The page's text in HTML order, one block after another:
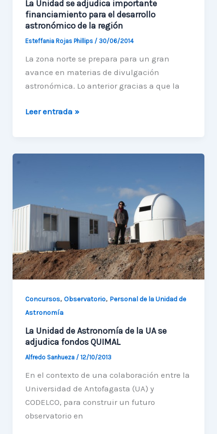
La Unidad se adjudica importante
financiamiento para el desarrollo
astronómico de la región
Esteffania Rojas Phillips / 30/06/2014
La zona norte se prepara para un gran
avance en materias de divulgación
astronómica. Lo anterior gracias a que la
La
adjudica
el
desarrollo
astronómico
de
la
región
Leer entrada »
Concursos, Observatorio, Personal de la Unidad de
Astronomía
La Unidad de Astronomía de la UA se
adjudica fondos QUIMAL
Alfredo Sanhueza / 12/10/2013
En el contexto de una colaboración entre la
Universidad de Antofagasta (UA) y
CODELCO, para construir un futuro
observatorio en